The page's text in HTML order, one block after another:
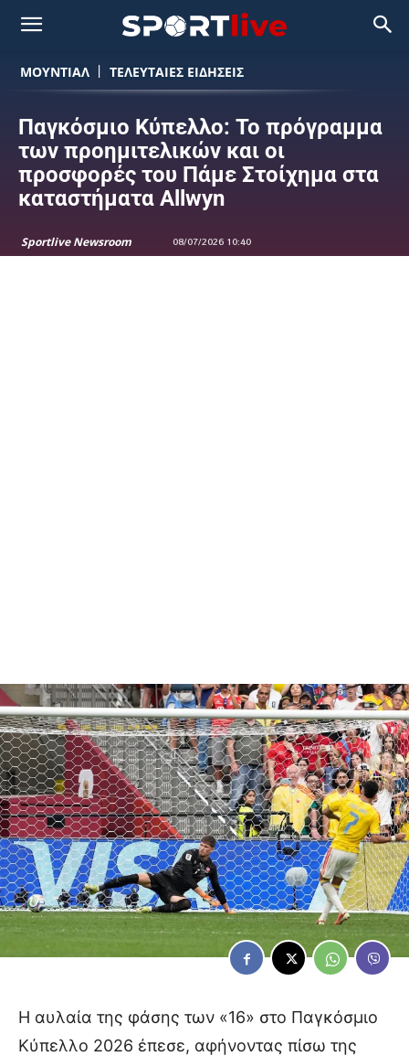
ΜΟΥΝΤΙΆΛ ΤΕΛΕΥΤΑΙΕΣ ΕΙΔΗΣΕΙΣ
Παγκόσμιο Κύπελλο: Το πρόγραμμα
των προημιτελικών και οι
προσφορές του Πάμε Στοίχημα στα
καταστήματα Allwyn
Sportlive Newsroom 08/07/2026 10:40
Η αυλαία της φάσης των «16» στο Παγκόσμιο
Κύπελλο 2026 έπεσε, αφήνοντας πίσω της